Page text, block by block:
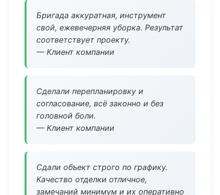
Бригада аккуратная, инструмент
свой, ежевечерняя уборка. Результат
соответствует проекту.
— Клиент компании
Сделали перепланировку и
согласование, всё законно и без
головной боли.
— Клиент компании
Сдали объект строго по графику.
Качество отделки отличное,
замечаний минимум и их оперативно